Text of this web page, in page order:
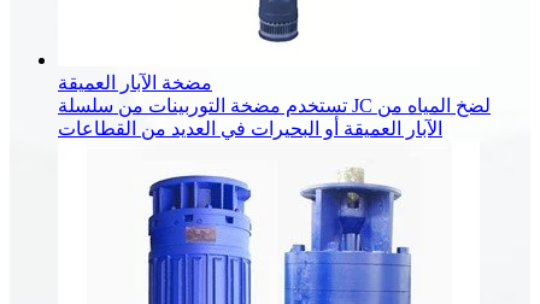
مضخة الآبار العميقة
تستخدم مضخة التوربينات من سلسلة JC لضخ المياه من
الآبار العميقة أو البحيرات في العديد من القطاعات